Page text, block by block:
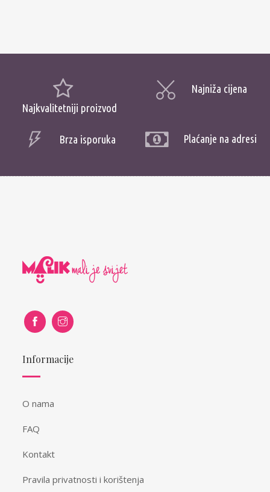
Najkvalitetniji proizvod
Najniža cijena
Brza isporuka Plaćanje na adresi
Informacije
O nama
FAQ
Kontakt
Pravila privatnosti i korištenja